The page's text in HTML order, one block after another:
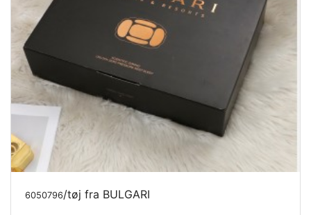
6050796/tøj fra BULGARI